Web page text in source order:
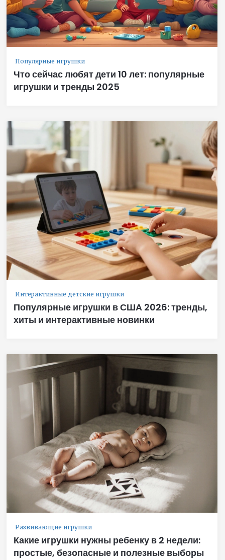
Популярные игрушки
Что сейчас любят дети 10 лет: популярные
игрушки и тренды 2025
Интерактивные детские игрушки
Популярные игрушки в США 2026: тренды,
хиты и интерактивные новинки
Развивающие игрушки
Какие игрушки нужны ребенку в 2 недели:
простые, безопасные и полезные выборы